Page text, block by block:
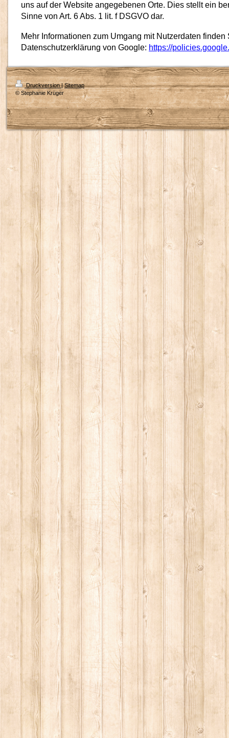
uns auf der Website angegebenen Orte. Dies stellt ein
Sinne von Art. 6 Abs. 1 lit. f DSGVO dar.
Mehr Informationen zum Umgang mit Nutzerdaten finden
Datenschutzerklärung von Google: https://
Druckversion| Sitemap
© Stephanie Krüger